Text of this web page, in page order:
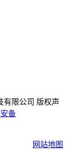
有限公司 版权声
备
网站地图